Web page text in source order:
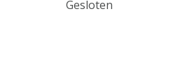
Gesloten